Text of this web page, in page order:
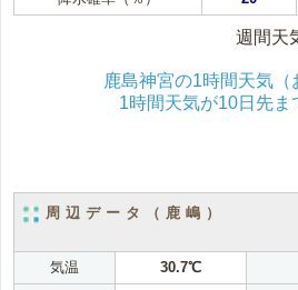
週間天
鹿島神宮の1時間天気（
1時間天気が10日先ま
周辺データ（鹿嶋）
気温 30.7℃